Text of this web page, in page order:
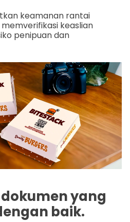
keamanan rantai
keaslian
penipuan dan
yang
baik.